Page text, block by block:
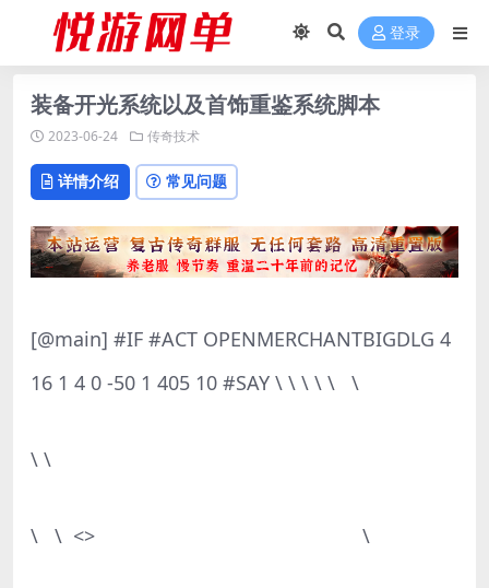
登录
装备开光系统以及首饰重鉴系统脚本
2023-06-24 传奇技术
详情介绍 常见问题
[@main] #IF #ACT OPENMERCHANTBIGDLG 4
16 1 4 0 -50 1 405 10 #SAY \ \ \ \ \ \
\ \
\ \ <> \